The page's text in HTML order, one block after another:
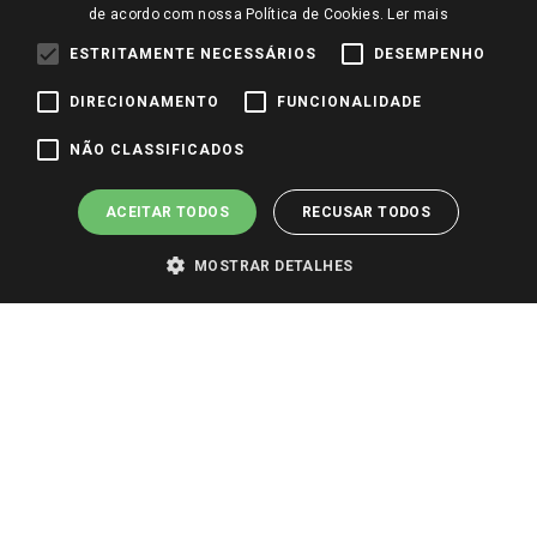
de acordo com nossa Política de Cookies. Ler mais
ESTRITAMENTE NECESSÁRIOS DESEMPENHO
DIRECIONAMENTO FUNCIONALIDADE
NÃO CLASSIFICADOS
ACEITAR TODOS RECUSAR TODOS
MOSTRAR DETALHES